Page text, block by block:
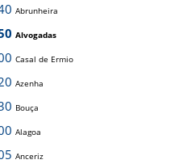
Abrunheira
Alvogadas
Casal de Ermio
Azenha
Bouça
Alagoa
Anceriz